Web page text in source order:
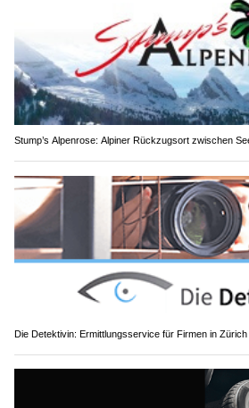
Stump’s Alpenrose: Alpiner Rückzugsort zwischen
Die Detektivin: Ermittlungsservice für Firmen in